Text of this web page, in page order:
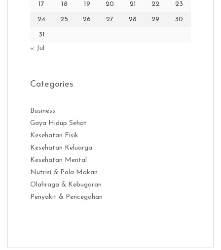
17 18 19 20 21 22 23
24 25 26 27 28 29 30
31
« Jul
Categories
Business
Gaya Hidup Sehat
Kesehatan Fisik
Kesehatan Keluarga
Kesehatan Mental
Nutrisi & Pola Makan
Olahraga & Kebugaran
Penyakit & Pencegahan